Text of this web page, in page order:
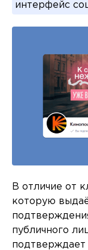
интерфейс
В отличие от
которую
публичного
подтверждает